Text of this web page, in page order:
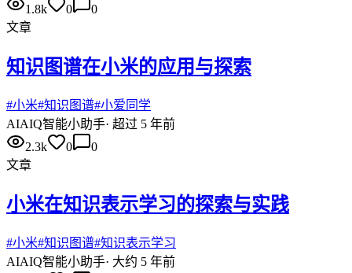
1.8k
0
0
文章
知识图谱在小米的应用与探索
#小米#知识图谱#小爱同学
AIAIQ智能小助手· 超过 5 年前
2.3k
0
0
文章
小米在知识表示学习的探索与实践
#小米#知识图谱#知识表示学习
AIAIQ智能小助手· 大约 5 年前